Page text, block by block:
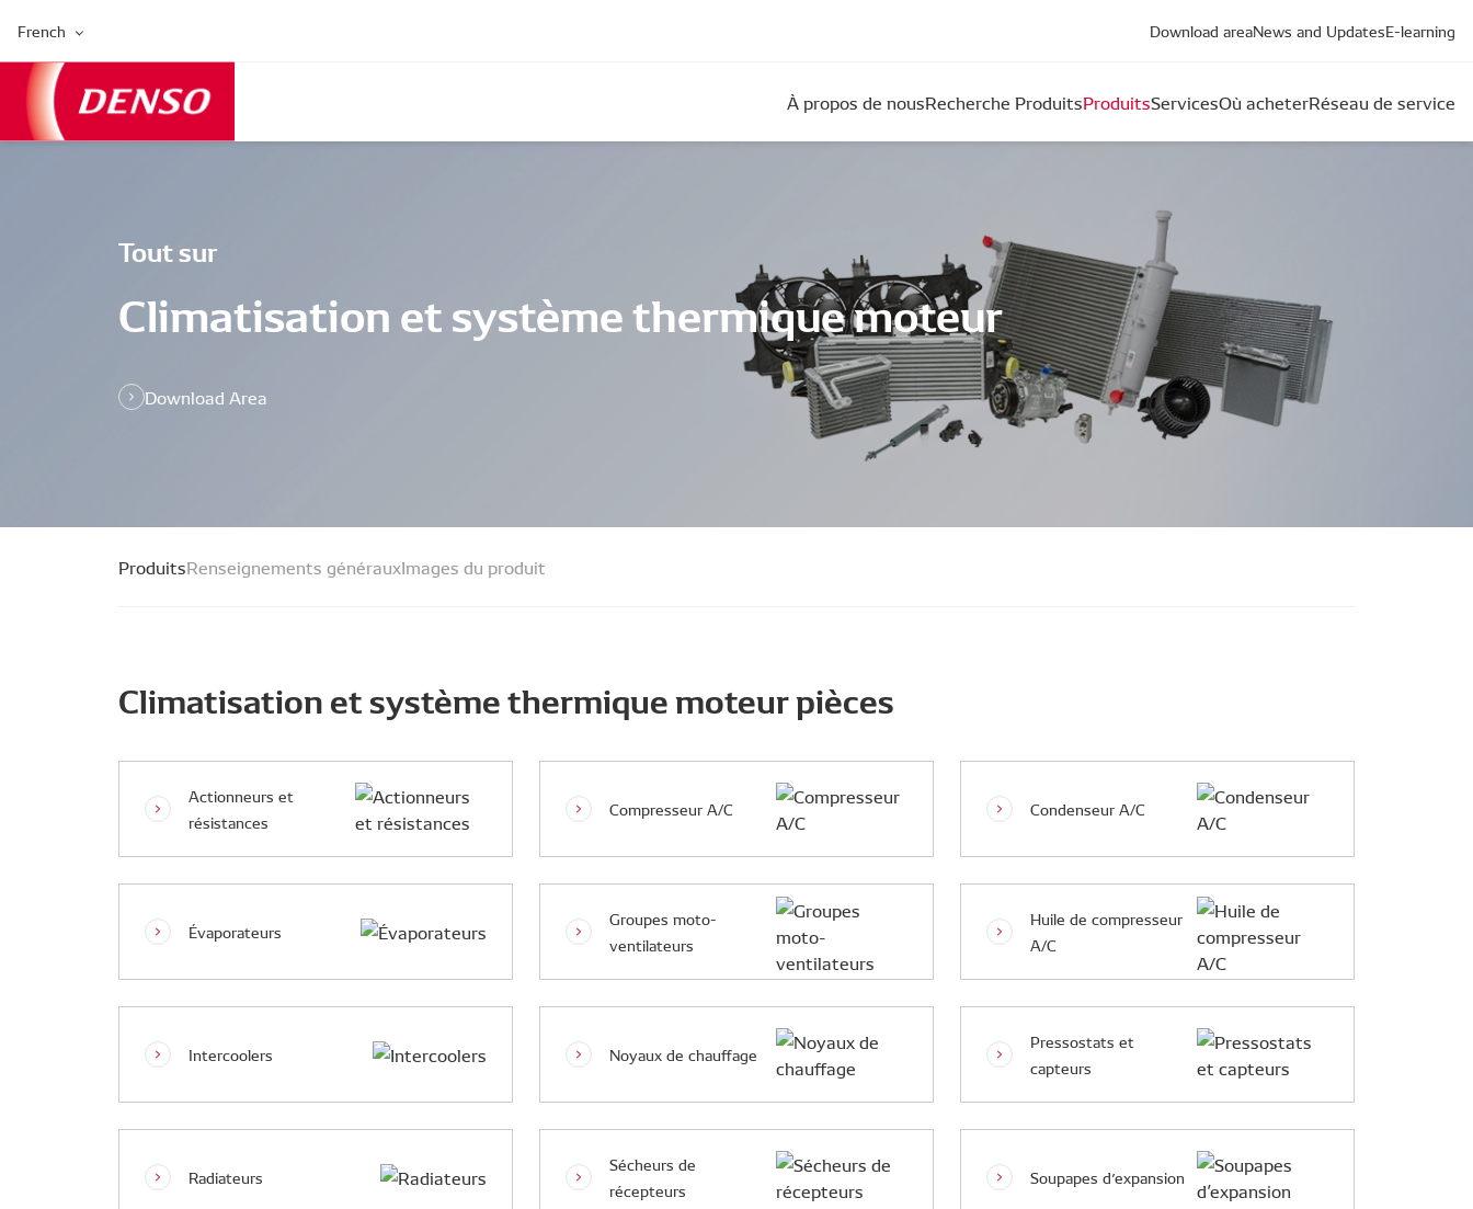
French Download areaNews and UpdatesE-learning
À propos de nousRecherche ProduitsProduitsServicesOù acheterRéseau de service
Tout sur
Climatisation et système thermique moteur
Download Area
ProduitsRenseignements générauxImages du produit
Climatisation et système thermique moteur pièces
Actionneurs et
résistances
Compresseur A/C Condenseur A/C
Évaporateurs
Groupes moto-
ventilateurs
Huile de compresseur
A/C
Intercoolers Noyaux de chauffage
Pressostats et
capteurs
Radiateurs
Sécheurs de
récepteurs
Soupapes d’expansion